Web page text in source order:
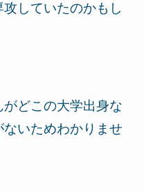
していたのかもし
どこの大学出身な
いためわかりませ